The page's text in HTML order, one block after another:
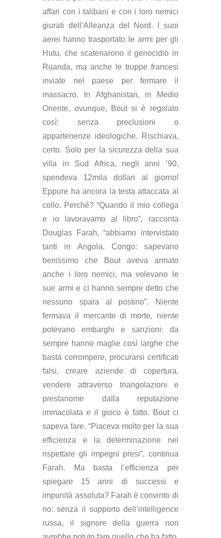
affari con i talibani e con i loro nemici
giurati dell’Alleanza del Nord. I suoi
aerei hanno trasportato le armi per gli
Hutu, che scatenarono il genocidio in
Ruanda, ma anche le truppe francesi
inviate nel paese per fermare il
massacro. In Afghanistan, in Medio
Oriente, ovunque, Bout si è regolato
così: senza preclusioni o
appartenenze ideologiche. Rischiava,
certo. Solo per la sicurezza della sua
villa in Sud Africa, negli anni ’90,
spendeva 12mila dollari al giorno!
Eppure ha ancora la testa attaccata al
collo. Perché? “Quando il mio collega
e io lavoravamo al libro”, racconta
Douglas Farah, “abbiamo intervistato
tanti in Angola, Congo: sapevano
benissimo che Bout aveva armato
anche i loro nemici, ma volevano le
sue armi e ci hanno sempre detto che
nessuno spara al postino”. Niente
fermava il mercante di morte, niente
potevano embarghi e sanzioni: da
sempre hanno maglie così larghe che
basta corrompere, procurarsi certificati
falsi, creare aziende di copertura,
vendere attraverso triangolazioni e
prestanome dalla reputazione
immacolata e il gioco è fatto. Bout ci
sapeva fare. “Piaceva molto per la sua
efficienza e la determinazione nel
rispettare gli impegni presi”, continua
Farah. Ma basta l’efficienza per
spiegare 15 anni di successi e
impunità assoluta? Farah è convinto di
no: senza il supporto dell’intelligence
russa, il signore della guerra non